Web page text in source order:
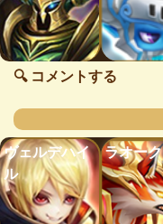
🔍 コメントする
ヴェルデハイ
ル
ラオーク